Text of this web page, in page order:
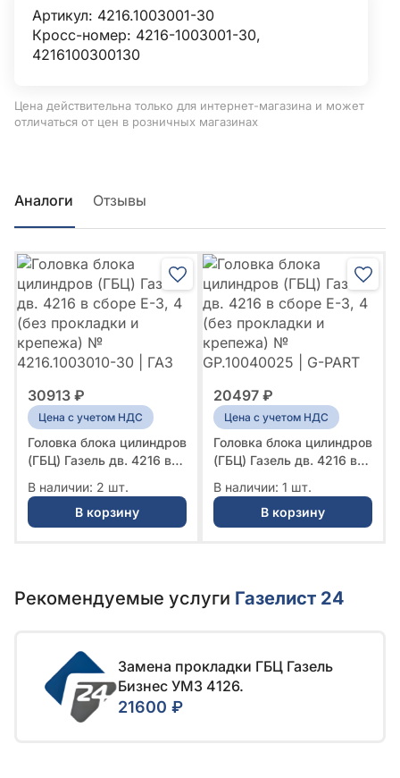
Артикул: 4216.1003001-30
Кросс-номер: 4216-1003001-30,
4216100300130
Цена действительна только для интернет-магазина и может
отличаться от цен в розничных магазинах
Аналоги Отзывы
30913 ₽
Цена с учетом НДС
Головка блока цилиндров
(ГБЦ) Газель дв. 4216 в
прокладки и крепежа) №
4216.1003010-30 | ГАЗ
В наличии: 2 шт.
В корзину
20497 ₽
Цена с учетом НДС
Головка блока цилиндров
(ГБЦ) Газель дв. 4216 в
прокладки и крепежа) №
GP.10040025 | G-PART
В наличии: 1 шт.
В корзину
Рекомендуемые услуги Газелист 24
Замена прокладки ГБЦ Газель
Бизнес УМЗ 4126.
21600 ₽